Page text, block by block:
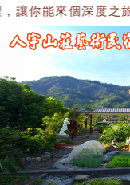
讓你能來個深度之旅